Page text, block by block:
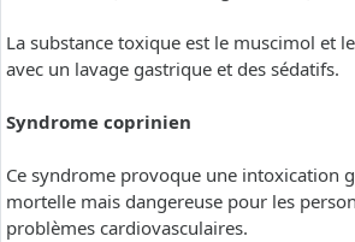
La substance toxique est le muscimol et
avec un lavage gastrique et des sédatifs.
Syndrome coprinien
Ce syndrome provoque une intoxication
mortelle mais dangereuse pour les
problèmes cardiovasculaires.